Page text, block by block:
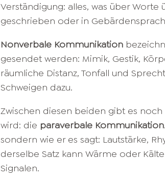
Verständigung: alles, was über
geschrieben oder in
Nonverbale Kommunikation
gesendet werden: Mimik, Gestik,
räumliche Distanz, Tonfall und
Schweigen dazu.
Zwischen diesen beiden gibt es
wird: die paraverbale Kommunikation
sondern wie er es sagt: Lautstärke,
derselbe Satz kann Wärme oder
Signalen.